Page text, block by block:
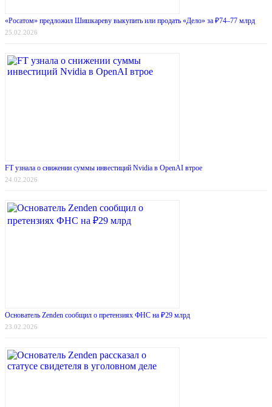
«Росатом» предложил Шишкареву выкупить или продать «Дело» за ₽74–77 млрд
25.02.2026
FT узнала о снижении суммы инвестиций Nvidia в OpenAI втрое
24.02.2026
Основатель Zenden сообщил о претензиях ФНС на ₽29 млрд
23.02.2026